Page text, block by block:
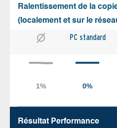
Ralentissement de la
(localement et sur le
PC standard
Résultat Performance